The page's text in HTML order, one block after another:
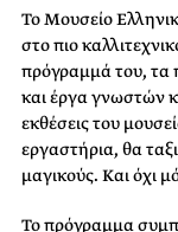
Το Μουσείο
στο πιο
πρόγραμμά του, τα
και έργα γνωστών
εκθέσεις του
εργαστήρια, θα
μαγικούς. Και όχι
Το πρόγραμμα